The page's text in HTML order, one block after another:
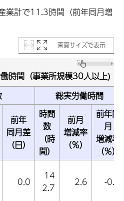
業計で11.3時間（前年同月増
画面サイズで表示
時間（事業所規模30人以上)
総実労働時間
前年
同月差
（日）
時間
数
（時
間）
前月
増減率
（％）
前年同
月
増減率
（％）
0.0
14
2.7
2.6 -0.4